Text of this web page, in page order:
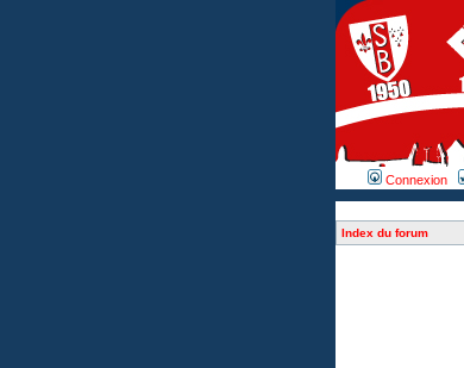
Connexion
Index du forum